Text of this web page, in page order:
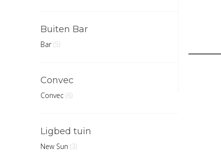
Buiten Bar
Bar (5)
Convec
Convec (6)
Ligbed tuin
New Sun (3)